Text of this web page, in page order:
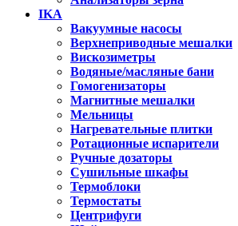
IKA
Вакуумные насосы
Верхнеприводные мешалки
Вискозиметры
Водяные/масляные бани
Гомогенизаторы
Магнитные мешалки
Мельницы
Нагревательные плитки
Ротационные испарители
Ручные дозаторы
Сушильные шкафы
Термоблоки
Термостаты
Центрифуги